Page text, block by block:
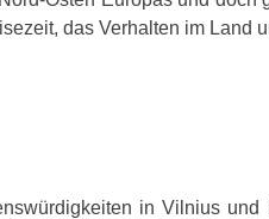
das Verhalten im Land
in Vilnius